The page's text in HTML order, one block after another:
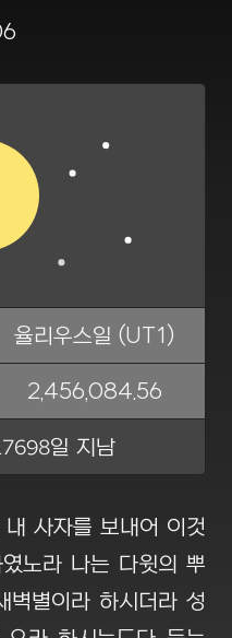
율리우스일 (UT1)
2,456,084.56
일 지남
사자를 보내어 이것
노라 나는 다윗의 뿌
벽별이라 하시더라 성